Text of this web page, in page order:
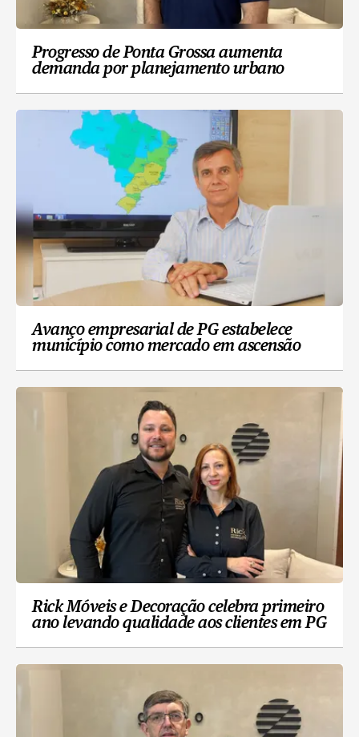
Progresso de Ponta Grossa aumenta
demanda por planejamento urbano
Avanço empresarial de PG estabelece
município como mercado em ascensão
Rick Móveis e Decoração celebra primeiro
ano levando qualidade aos clientes em PG